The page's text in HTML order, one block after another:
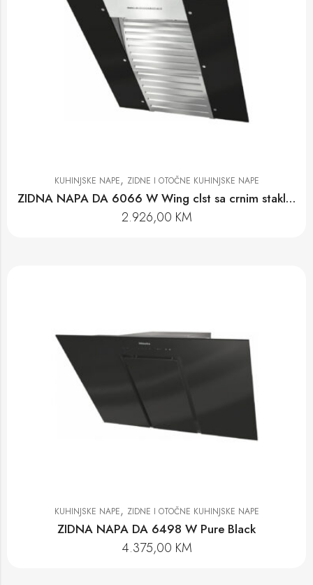
KUHINJSKE NAPE, ZIDNE I OTOČNE KUHINJSKE NAPE
ZIDNA NAPA DA 6066 W Wing clst sa crnim staklom
2.926,00 KM
KUHINJSKE NAPE, ZIDNE I OTOČNE KUHINJSKE NAPE
ZIDNA NAPA DA 6498 W Pure Black
4.375,00 KM